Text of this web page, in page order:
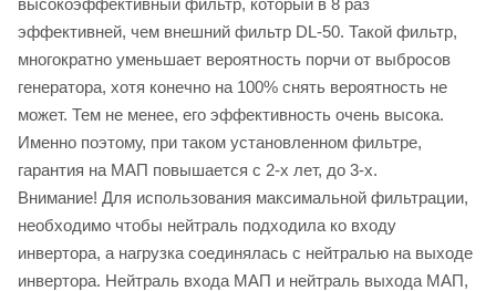
высокоэффективный фильтр, который в 8 раз
эффективней, чем внешний фильтр DL-50. Такой фильтр,
многократно уменьшает вероятность порчи от выбросов
генератора, хотя конечно на 100% снять вероятность не
может. Тем не менее, его эффективность очень высока.
Именно поэтому, при таком установленном фильтре,
гарантия на МАП повышается с 2-х лет, до 3-х.
Внимание! Для использования максимальной фильтрации,
необходимо чтобы нейтраль подходила ко входу
инвертора, а нагрузка соединялась с нейтралью на выходе
инвертора. Нейтраль входа МАП и нейтраль выхода МАП,